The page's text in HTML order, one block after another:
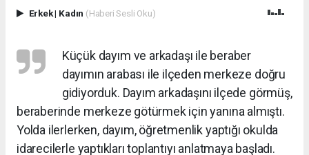
Erkek| Kadın (Haberi Sesli Oku)
Küçük dayım ve arkadaşı ile beraber
dayımın arabası ile ilçeden merkeze doğru
gidiyorduk. Dayım arkadaşını ilçede görmüş,
beraberinde merkeze götürmek için yanına almıştı.
Yolda ilerlerken, dayım, öğretmenlik yaptığı okulda
idarecilerle yaptıkları toplantıyı anlatmaya başladı.